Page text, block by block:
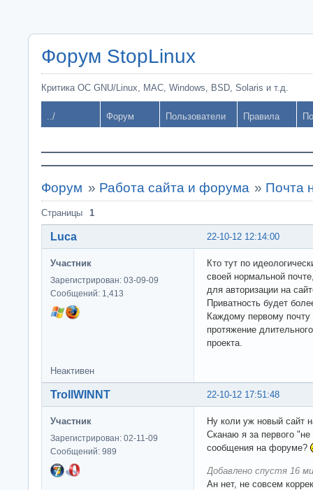
Форум StopLinux
Критика ОС GNU/Linux, MAC, Windows, BSD, Solaris и т.д.
../ Форум Пользователи Правила
Форум » Работа сайта и форума » Почта
Страницы 1
22-10-12 12:14:00
Luca
Участник
Зарегистрирован: 03-09-09
Сообщений: 1,413
Кто тут по
своей нормальной
для авторизации на
Приватность будет
Каждому первому
протяжение
проекта.
Неактивен
22-10-12 17:51:48
TrollWINNT
Участник
Зарегистрирован: 02-11-09
Сообщений: 989
Ну коли уж новый сайт
Сканаю я за первого
сообщения на форуме?
Добавлено спустя 16
Ан нет, не совсем